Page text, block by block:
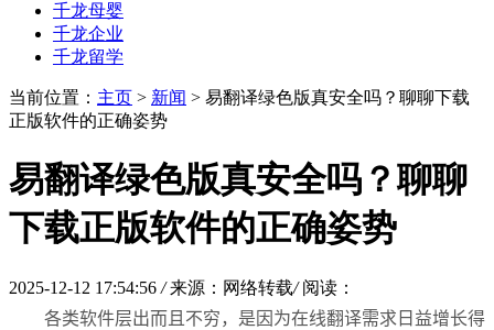
千龙母婴
千龙企业
千龙留学
当前位置： 主页 > 新闻 > 易翻译绿色版真安全吗？聊聊下载
正版软件的正确姿势
易翻译绿色版真安全吗？聊聊
下载正版软件的正确姿势
2025-12-12 17:54:56 / 来源：网络转载/ 阅读：
各类软件层出而且不穷，是因为在线翻译需求日益增长得